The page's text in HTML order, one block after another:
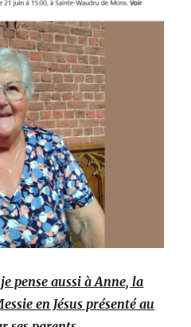
pense aussi à Anne, la
en Jésus présenté au